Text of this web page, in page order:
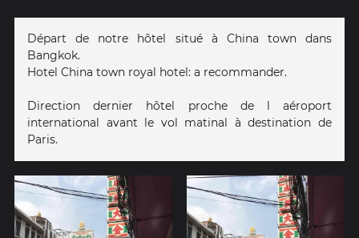
Départ de notre hôtel situé à China town dans
Bangkok.
Hotel China town royal hotel: a recommander.
Direction dernier hôtel proche de l aéroport
international avant le vol matinal à destination de
Paris.